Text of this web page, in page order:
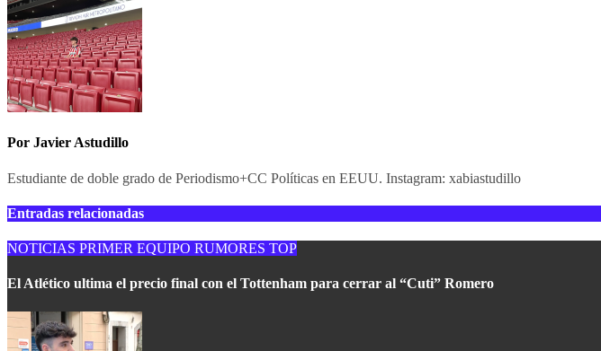
Por Javier Astudillo
Estudiante de doble grado de Periodismo+CC Políticas en EEUU. Instagram: xabiastudillo
Entradas relacionadas
NOTICIAS PRIMER EQUIPO RUMORES TOP
El Atlético ultima el precio final con el Tottenham para cerrar al “Cuti” Romero